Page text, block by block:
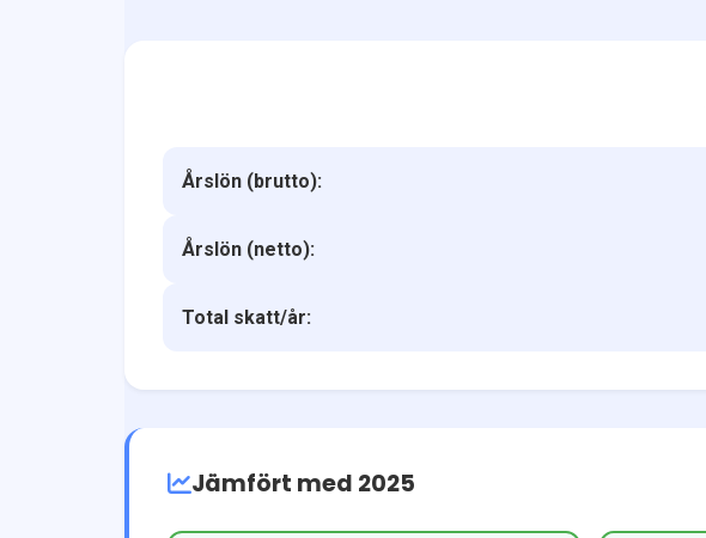
Årslön (brutto):
Årslön (netto):
Total skatt/år:
Jämfört med 2025